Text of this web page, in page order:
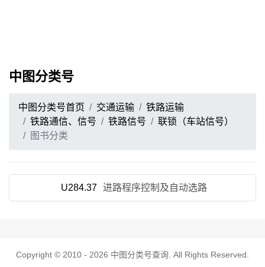
中图分类号
中图分类号首页 交通运输
铁路运输
铁路通信、信号
铁路信号
联锁（车站信号）
图书分类
U284.37 进路程序控制及自动选路
Copyright © 2010 - 2026 中图分类号查询 . All Rights Reserved.